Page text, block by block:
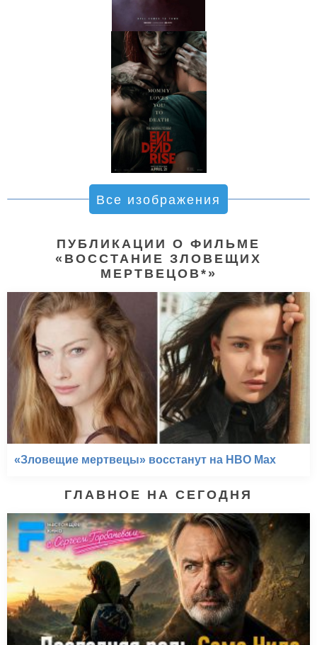
Все изображения
ПУБЛИКАЦИИ О ФИЛЬМЕ
«ВОССТАНИЕ ЗЛОВЕЩИХ
МЕРТВЕЦОВ*»
«Зловещие мертвецы» восстанут на HBO Max
ГЛАВНОЕ НА СЕГОДНЯ